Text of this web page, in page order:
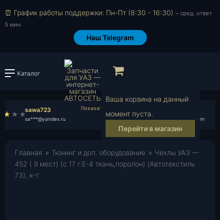
⏰ График работы поддержки: Пн-Пт (8:30 - 16:30) ~ сред. ответ
5 мин.
Наш Telegram
Каталог Войти или
Просмотр
Ваша корзина на данный
момент пуста.
Перейти в магазин
sawa723
sa***@yandex.ru ol***@yahoo.com
Главная » Тюнинг и доп. оборудование » Чехлы УАЗ —
452 ( 9 мест) (с 17 г.Е-4 ткань,поролон) (Автотекстиль
73), к-т